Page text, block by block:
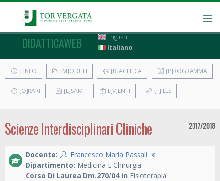
DIDATTICAWEB
English
Italiano
[I]NFO [M]ODULI [B]ACHECA [P]ROGRAMMA
[O]RARI [E]SAMI E[V]ENTI [F]ILES
Scienze Interdisciplinari Cliniche 2017/2018
Docente:
Francesco Maria Passali
Dipartimento: Medicina E Chirurgia
Corso Di Laurea Dm.270/04 in Fisioterapia